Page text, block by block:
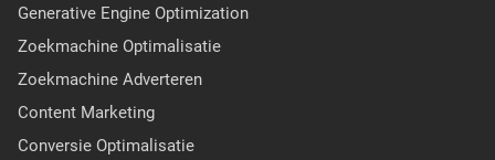
Generative Engine Optimization
Zoekmachine Optimalisatie
Zoekmachine Adverteren
Content Marketing
Conversie Optimalisatie